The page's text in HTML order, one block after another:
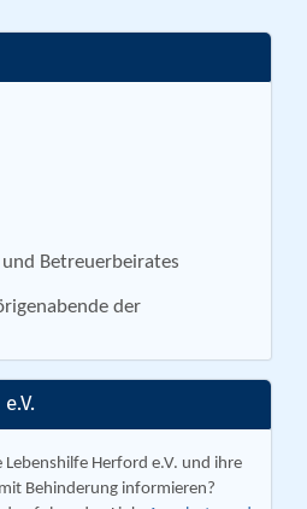
Betreuerbeirates
der
Lebenshilfe Herford e.V. und ihre
Behinderung informieren?